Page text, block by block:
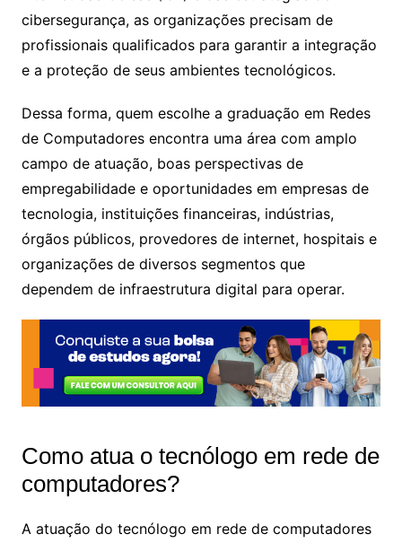
cibersegurança, as organizações precisam de
profissionais qualificados para garantir a integração
e a proteção de seus ambientes tecnológicos.
Dessa forma, quem escolhe a graduação em Redes
de Computadores encontra uma área com amplo
campo de atuação, boas perspectivas de
empregabilidade e oportunidades em empresas de
tecnologia, instituições financeiras, indústrias,
órgãos públicos, provedores de internet, hospitais e
organizações de diversos segmentos que
dependem de infraestrutura digital para operar.
Como atua o tecnólogo em rede de
computadores​?
A atuação do tecnólogo em rede de computadores